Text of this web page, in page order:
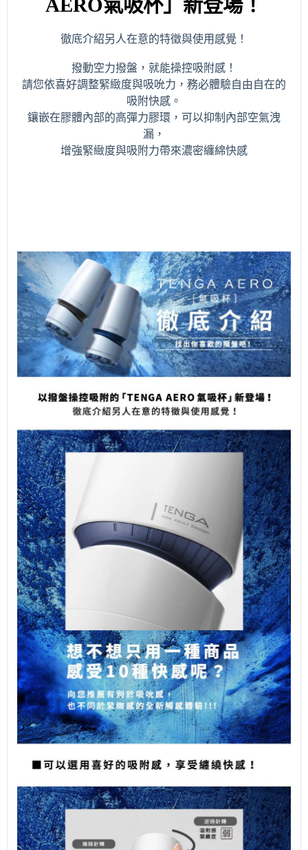
AERO氣吸杯」新登場！
徹底介紹另人在意的特徵與使用感覺！
撥動空力撥盤，就能操控吸附感！
請您依喜好調整緊緻度與吸吮力，務必體驗自由自在的
吸附快感。
鑲嵌在膠體內部的高彈力膠環，可以抑制內部空氣洩
漏，
增強緊緻度與吸附力帶來濃密纏綿快感